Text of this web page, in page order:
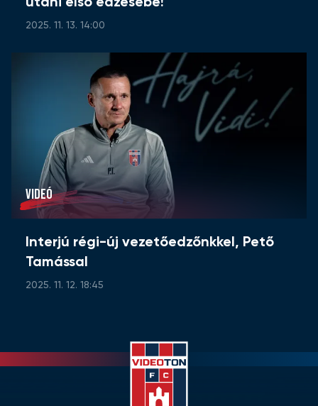
utáni első edzésébe!
2025. 11. 13. 14:00
VIDEÓ
Interjú régi-új vezetőedzőnkkel, Pető
Tamással
2025. 11. 12. 18:45